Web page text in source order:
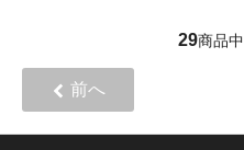
29商品中
前へ